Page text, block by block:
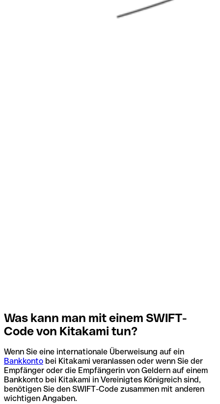
Was kann man mit einem SWIFT-
Code von Kitakami tun?
Wenn Sie eine internationale Überweisung auf ein
Bankkonto bei Kitakami veranlassen oder wenn Sie der
Empfänger oder die Empfängerin von Geldern auf einem
Bankkonto bei Kitakami in Vereinigtes Königreich sind,
benötigen Sie den SWIFT-Code zusammen mit anderen
wichtigen Angaben.